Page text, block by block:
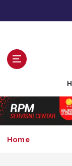
n
t
e
Home